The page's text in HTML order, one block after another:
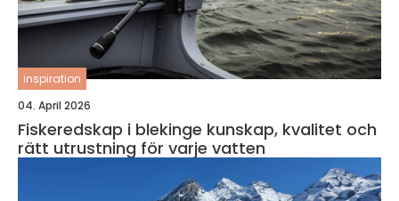
inspiration
04. April 2026
Fiskeredskap i blekinge kunskap, kvalitet och
rätt utrustning för varje vatten